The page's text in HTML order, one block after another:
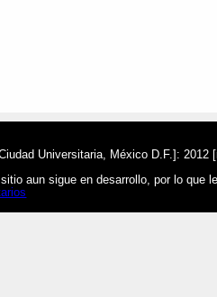
Universitaria, México D.F.]:
aun sigue en desarrollo, por lo